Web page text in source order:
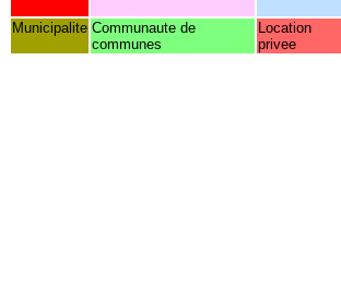
Municipalite Communaute de
communes
Location
privee